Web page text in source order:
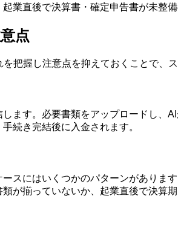
業直後で決算書・確定申告書が未整
点
把握し注意点を抑えておくことで、
ます。必要書類をアップロードし
続き完結後に入金されます。
スにはいくつかのパターンがありま
が揃っていないか、起業直後で決算